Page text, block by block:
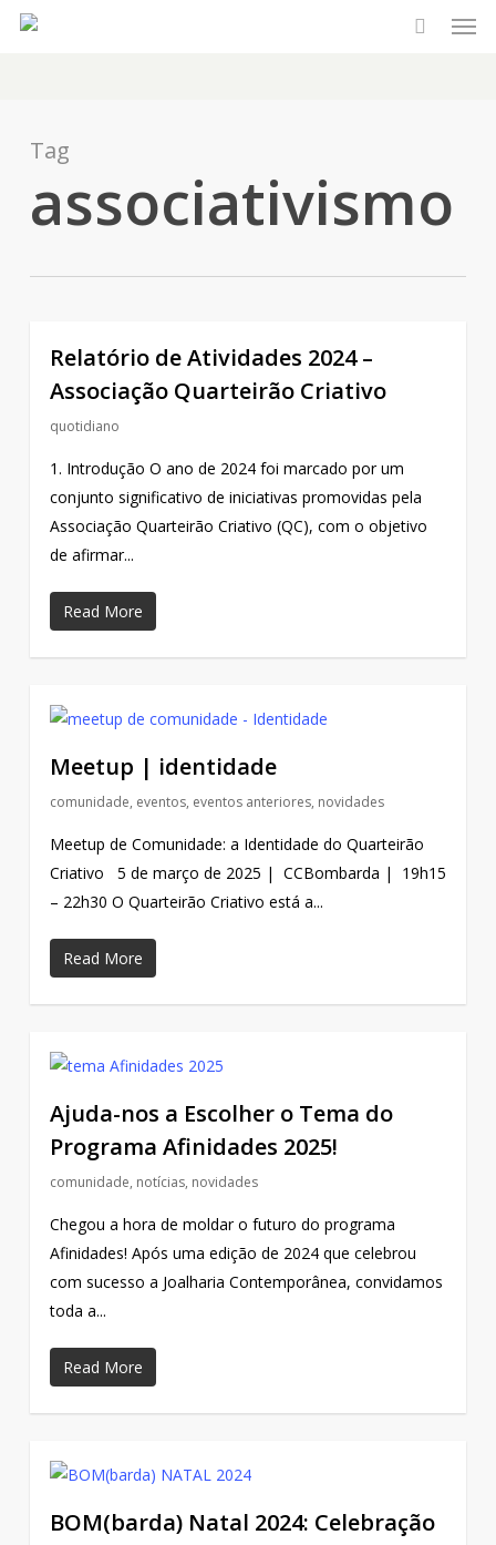
Skip
Tag
associativismo
Relatório de Atividades 2024 –
Associação Quarteirão Criativo
quotidiano
1. Introdução O ano de 2024 foi marcado por um
conjunto significativo de iniciativas promovidas pela
Associação Quarteirão Criativo (QC), com o objetivo
de afirmar...
Read More
Meetup | identidade
comunidade, eventos, eventos anteriores, novidades
Meetup de Comunidade: a Identidade do Quarteirão
Criativo 5 de março de 2025 | CCBombarda | 19h15
– 22h30 O Quarteirão Criativo está a...
Read More
Ajuda-nos a Escolher o Tema do
Programa Afinidades 2025!
comunidade, notícias, novidades
Chegou a hora de moldar o futuro do programa
Afinidades! Após uma edição de 2024 que celebrou
com sucesso a Joalharia Contemporânea, convidamos
toda a...
Read More
BOM(barda) Natal 2024: Celebração